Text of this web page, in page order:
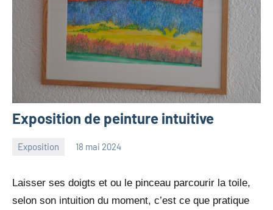
Exposition de peinture intuitive
Exposition 18 mai 2024
Julien
Aucun
Laisser ses doigts et ou le pinceau parcourir la toile,
selon son intuition du moment, c’est ce que pratique